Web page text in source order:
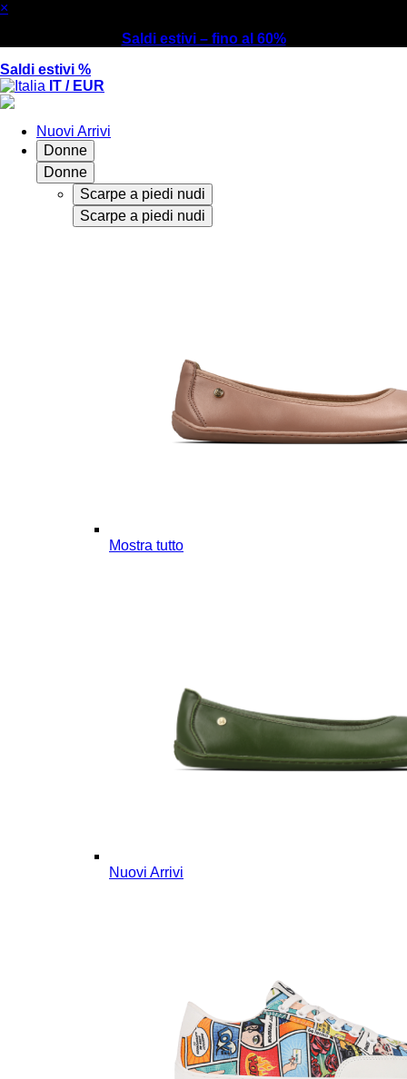
×
Saldi estivi – fino al 60%
Saldi estivi %
IT / EUR
Nuovi Arrivi
Donne
Donne
Scarpe a piedi nudi
Scarpe a piedi nudi
Mostra tutto
Nuovi Arrivi